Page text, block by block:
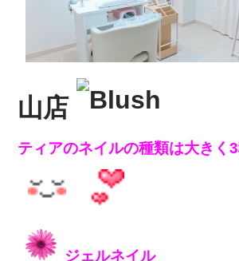
山店
ティアのネイルの種類は大きく
ジェルネイル